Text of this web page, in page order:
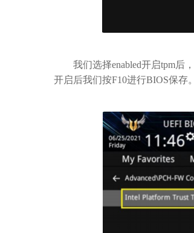
我们选择enabled开启tpm后，
开启后我们按F10进行BIOS保存。